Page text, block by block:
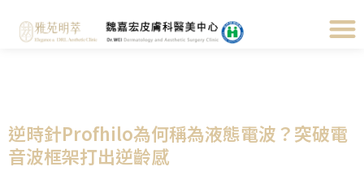
逆時針Profhilo為何稱為液態電波？突破電
音波框架打出逆齡感